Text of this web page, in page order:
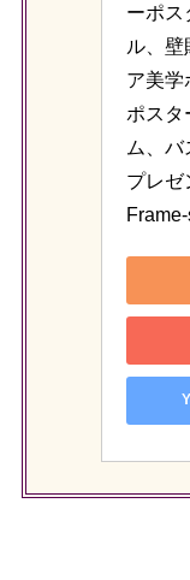
ーポス
ル、壁
ア美学
ポスタ
ム、
プレゼ